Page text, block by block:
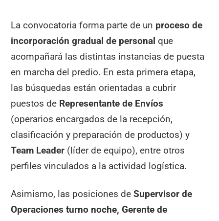
La convocatoria forma parte de un proceso de
incorporación gradual de personal que
acompañará las distintas instancias de puesta
en marcha del predio. En esta primera etapa,
las búsquedas están orientadas a cubrir
puestos de Representante de Envíos
(operarios encargados de la recepción,
clasificación y preparación de productos) y
Team Leader (líder de equipo), entre otros
perfiles vinculados a la actividad logística.
Asimismo, las posiciones deSupervisor de
Operaciones turno noche, Gerente de